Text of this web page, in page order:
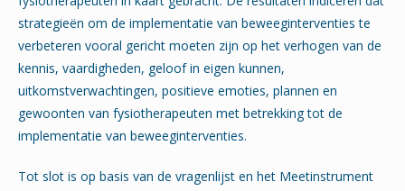
strategieën om de implementatie van beweeginterventies te
verbeteren vooral gericht moeten zijn op het verhogen van de
kennis, vaardigheden, geloof in eigen kunnen,
uitkomstverwachtingen, positieve emoties, plannen en
gewoonten van fysiotherapeuten met betrekking tot de
implementatie van beweeginterventies.
Tot slot is op basis van de vragenlijst en het Meetinstrument